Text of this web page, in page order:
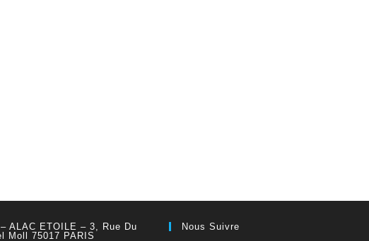
ALAC ETOILE – 3, Rue Du
Moll 75017 PARIS
Nous Suivre